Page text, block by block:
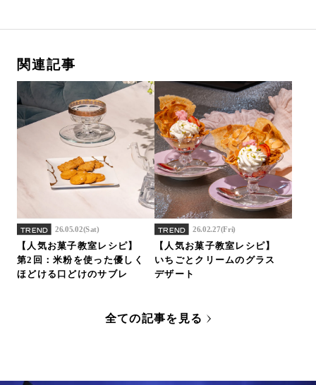
関連記事
TREND 26.05.02(Sat)
【人気お菓子教室レシピ】
第2回：米粉を使った優しく
ほどける口どけのサブレ
TREND 26.02.27(Fri)
【人気お菓子教室レシピ】
いちごとクリームのグラス
デザート
全ての記事を見る